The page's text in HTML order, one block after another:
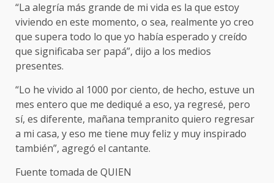
“La alegría más grande de mi vida es la que estoy
viviendo en este momento, o sea, realmente yo creo
que supera todo lo que yo había esperado y creído
que significaba ser papá”, dijo a los medios
presentes.
“Lo he vivido al 1000 por ciento, de hecho, estuve un
mes entero que me dediqué a eso, ya regresé, pero
sí, es diferente, mañana tempranito quiero regresar
a mi casa, y eso me tiene muy feliz y muy inspirado
también”, agregó el cantante.
Fuente tomada de QUIEN